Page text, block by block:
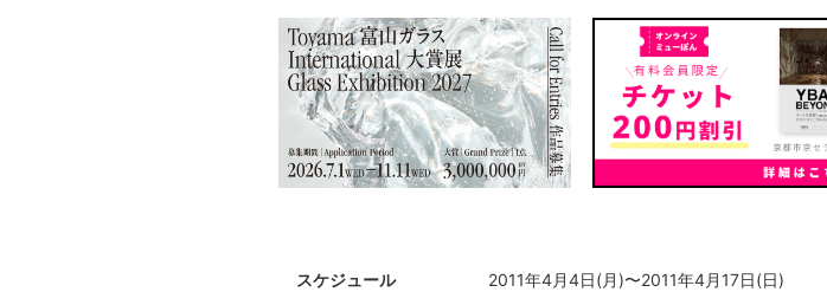
スケジュール 2011年4月4日(月)〜2011年4月17日(日)